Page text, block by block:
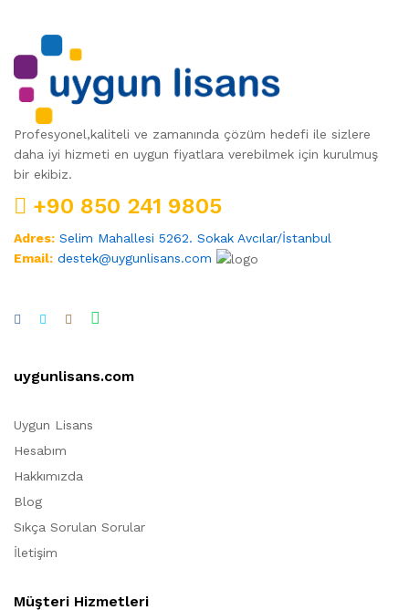
Profesyonel,kaliteli ve zamanında çözüm hedefi ile sizlere
daha iyi hizmeti en uygun fiyatlara verebilmek için kurulmuş
bir ekibiz.
+90 850 241 9805
Adres: Selim Mahallesi 5262. Sokak Avcılar/İstanbul
Email: destek@uygunlisans.com
uygunlisans.com
Uygun Lisans
Hesabım
Hakkımızda
Blog
Sıkça Sorulan Sorular
İletişim
Müşteri Hizmetleri